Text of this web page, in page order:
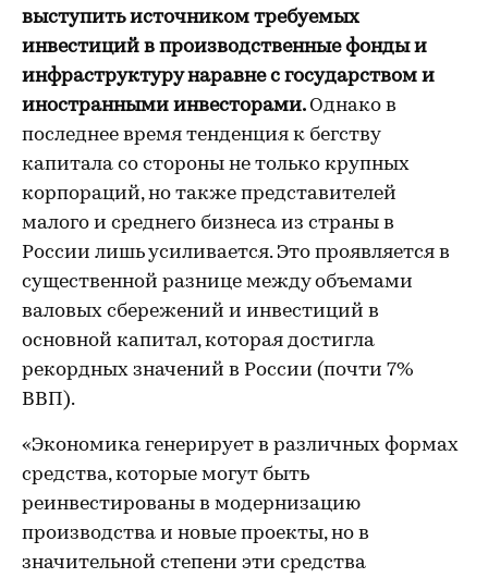
выступить источником требуемых
инвестиций в производственные фонды и
инфраструктуру наравне с государством и
иностранными инвесторами. Однако в
последнее время тенденция к бегству
капитала со стороны не только крупных
корпораций, но также представителей
малого и среднего бизнеса из страны в
России лишь усиливается. Это проявляется в
существенной разнице между объемами
валовых сбережений и инвестиций в
основной капитал, которая достигла
рекордных значений в России (почти 7%
ВВП).
«Экономика генерирует в различных формах
средства, которые могут быть
реинвестированы в модернизацию
производства и новые проекты, но в
значительной степени эти средства